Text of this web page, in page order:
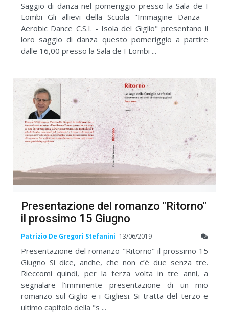
Saggio di danza nel pomeriggio presso la Sala de I
Lombi Gli allievi della Scuola "Immagine Danza -
Aerobic Dance C.S.I. - Isola del Giglio" presentano il
loro saggio di danza questo pomeriggio a partire
dalle 16,00 presso la Sala de I Lombi ...
Presentazione del romanzo "Ritorno"
il prossimo 15 Giugno
Patrizio De Gregori Stefanini 13/06/2019
Presentazione del romanzo "Ritorno" il prossimo 15
Giugno Si dice, anche, che non c’è due senza tre.
Rieccomi quindi, per la terza volta in tre anni, a
segnalare l'imminente presentazione di un mio
romanzo sul Giglio e i Gigliesi. Si tratta del terzo e
ultimo capitolo della "s ...